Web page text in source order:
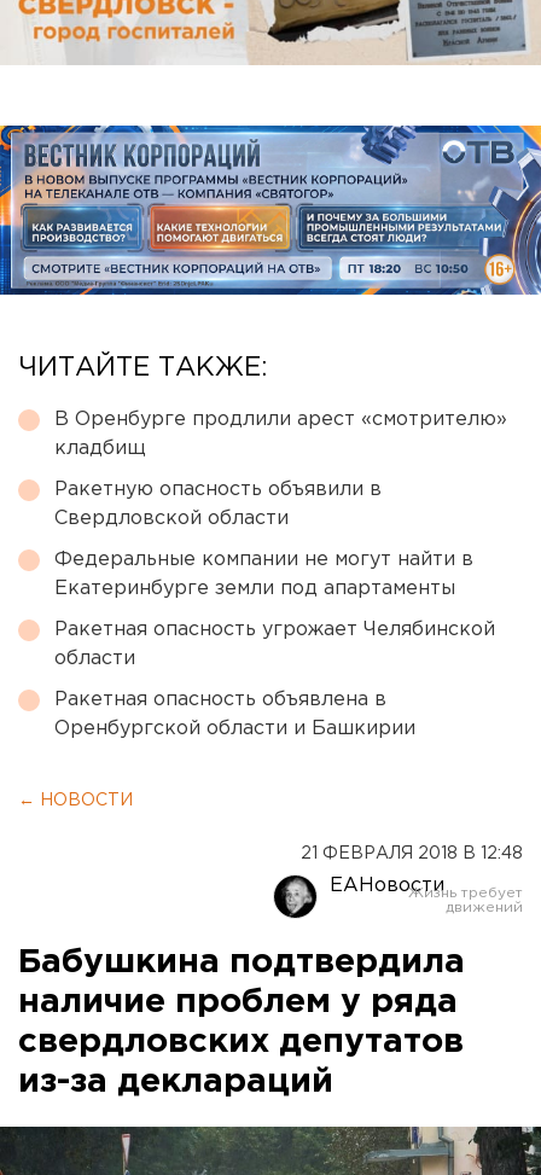
ЧИТАЙТЕ ТАКЖЕ:
В Оренбурге продлили арест «смотрителю»
кладбищ
Ракетную опасность объявили в
Свердловской области
Федеральные компании не могут найти в
Екатеринбурге земли под апартаменты
Ракетная опасность угрожает Челябинской
области
Ракетная опасность объявлена в
Оренбургской области и Башкирии
← НОВОСТИ
21 ФЕВРАЛЯ 2018 В 12:48
ЕАНовости
Бабушкина подтвердила
наличие проблем у ряда
свердловских депутатов
из-за деклараций